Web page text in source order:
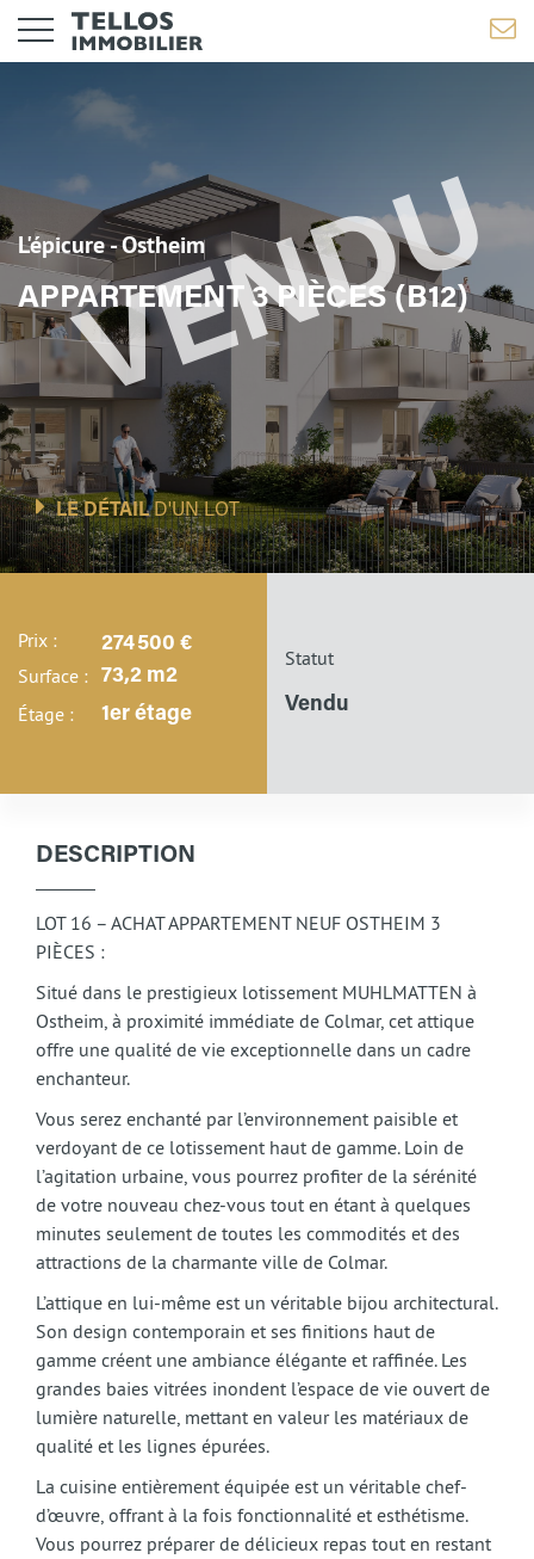
L'épicure - Ostheim
APPARTEMENT 3 PIÈCES (B12)
LE DÉTAILD'UN LOT
Prix : 274 500 €
Surface : 73,2 m2
Étage : 1er étage
Statut
Vendu
DESCRIPTION
LOT 16 – ACHAT APPARTEMENT NEUF OSTHEIM 3
PIÈCES :
Situé dans le prestigieux lotissement MUHLMATTEN à
Ostheim, à proximité immédiate de Colmar, cet attique
offre une qualité de vie exceptionnelle dans un cadre
enchanteur.
Vous serez enchanté par l’environnement paisible et
verdoyant de ce lotissement haut de gamme. Loin de
l’agitation urbaine, vous pourrez profiter de la sérénité
de votre nouveau chez-vous tout en étant à quelques
minutes seulement de toutes les commodités et des
attractions de la charmante ville de Colmar.
L’attique en lui-même est un véritable bijou architectural.
Son design contemporain et ses finitions haut de
gamme créent une ambiance élégante et raffinée. Les
grandes baies vitrées inondent l’espace de vie ouvert de
lumière naturelle, mettant en valeur les matériaux de
qualité et les lignes épurées.
La cuisine entièrement équipée est un véritable chef-
d’œuvre, offrant à la fois fonctionnalité et esthétisme.
Vous pourrez préparer de délicieux repas tout en restant